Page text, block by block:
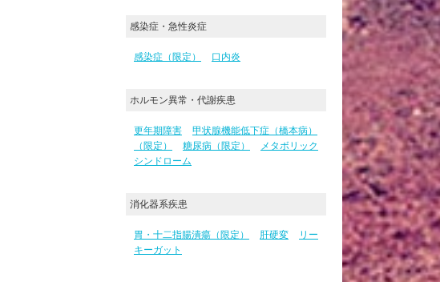
感染症・急性炎症
感染症（限定） 口内炎
ホルモン異常・代謝疾患
更年期障害
甲状腺機能低下症（橋本病）
（限定）
糖尿病（限定）
メタボリック
シンドローム
消化器系疾患
胃・十二指腸潰瘍（限定） 肝硬変
リー
キーガット